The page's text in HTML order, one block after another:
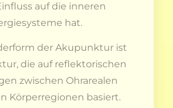
auf die inneren
hat.
der Akupunktur ist
die auf reflektorischen
zwischen Ohrarealen
Körperregionen basiert.